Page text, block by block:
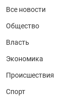
Все новости
Общество
Власть
Экономика
Происшествия
Спорт